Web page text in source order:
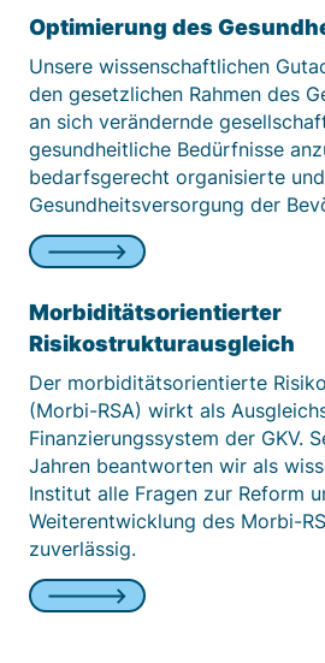
Optimierung des
Unsere wissenschaftlichen
den gesetzlichen Rahmen des
an sich verändernde
gesundheitliche Bedürfnisse
bedarfsgerecht organisierte
Gesundheitsversorgung der
Morbiditätsorientierter
Risikostrukturausgleich
Der morbiditätsorientierte
(Morbi-RSA) wirkt als
Finanzierungssystem der GKV.
Jahren beantworten wir als
Institut alle Fragen zur Reform
Weiterentwicklung des Morbi-
zuverlässig.